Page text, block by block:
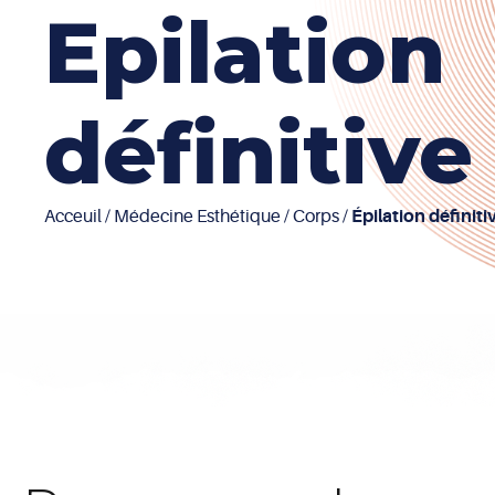
Epilation
définitive
Acceuil/ Médecine Esthétique/Corps/ Épilation